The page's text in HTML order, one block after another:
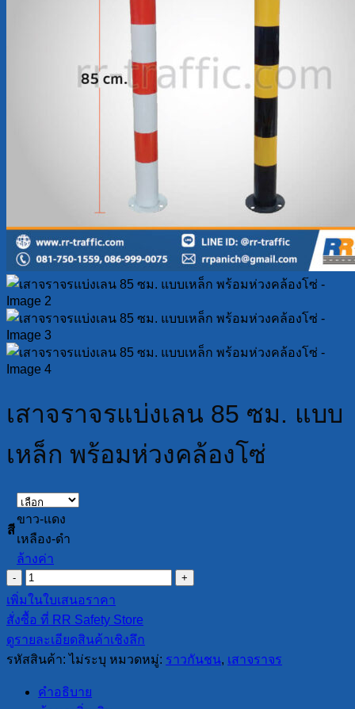
เสาจราจรแบ่งเลน 85 ซม. แบบ
เหล็ก พร้อมห่วงคล้องโซ่
สี
ขาว-แดง
เหลือง-ดำ
ล้างค่า
จำนวน
เสา
จราจร
แบ่ง
เลน
ซม.
เพิ่มในใบเสนอราคา
สั่งซื้อ ที่ RR Safety Store
ดูรายละเอียดสินค้าเชิงลึก
รหัสสินค้า:ไม่ระบุ หมวดหมู่: ราวกันชน, เสาจราจร
คำอธิบาย